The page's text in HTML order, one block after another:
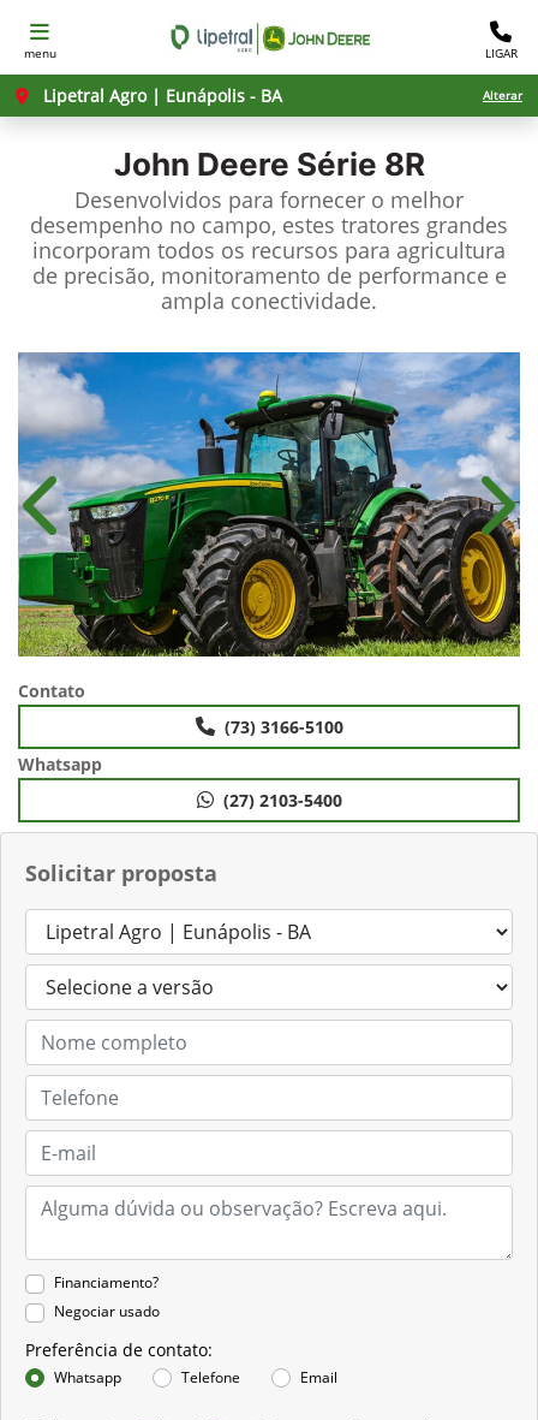
menu LIGAR
Lipetral Agro | Eunápolis - BA Alterar
John Deere Série 8R
Desenvolvidos para fornecer o melhor
desempenho no campo, estes tratores grandes
incorporam todos os recursos para agricultura
de precisão, monitoramento de performance e
ampla conectividade.
Solicitar proposta
Financiamento?
Negociar usado
Preferência de contato:
Whatsapp Telefone Email
Anterior
Contato
(73) 3166-5100
Whatsapp
(27) 2103-5400